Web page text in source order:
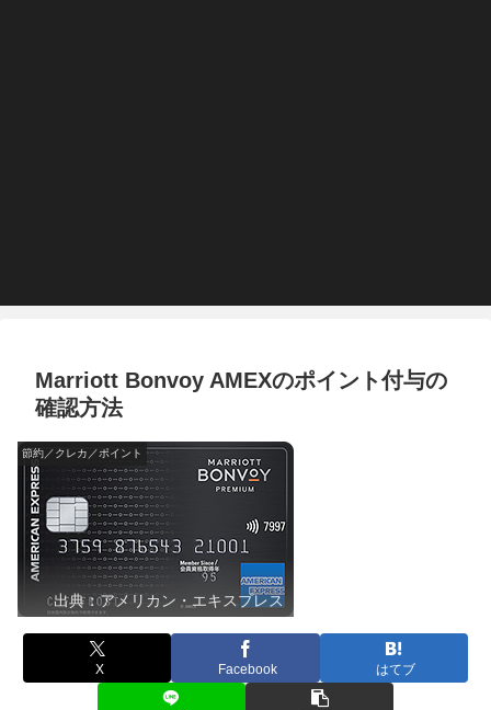
Marriott Bonvoy AMEXのポイント付与の
確認方法
節約／クレカ／ポイント
出典：アメリカン・エキスプレス
X Facebook はてブ